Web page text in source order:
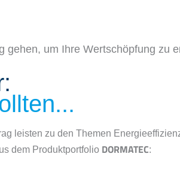
gehen, um Ihre Wertschöpfung zu
leisten zu den Themen
dem Produktportfolio DORMATEC: